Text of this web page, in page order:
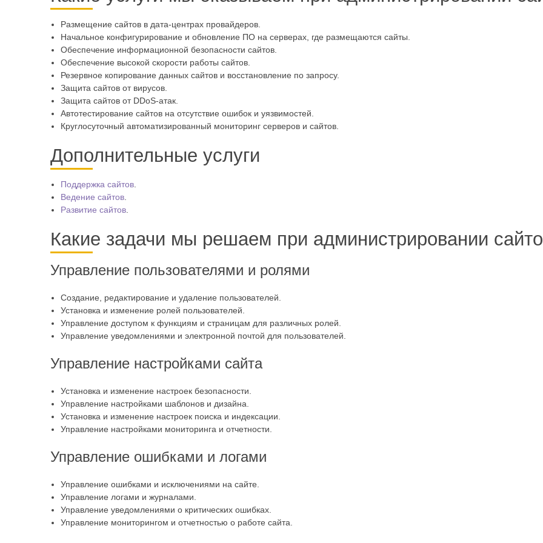
Размещение сайтов в дата-центрах провайдеров.
Начальное конфигурирование и обновление ПО на серверах, где размещаются сайты.
Обеспечение информационной безопасности сайтов.
Обеспечение высокой скорости работы сайтов.
Резервное копирование данных сайтов и восстановление по запросу.
Защита сайтов от вирусов.
Защита сайтов от DDoS-атак.
Автотестирование сайтов на отсутствие ошибок и уязвимостей.
Круглосуточный автоматизированный мониторинг серверов и сайтов.
Дополнительные услуги
Поддержка сайтов
Ведение сайтов
Развитие сайтов
Какие задачи мы решаем при администрировании
Управление пользователями и ролями
Создание, редактирование и удаление пользователей.
Установка и изменение ролей пользователей.
Управление доступом к функциям и страницам для различных ролей.
Управление уведомлениями и электронной почтой для пользователей.
Управление настройками сайта
Установка и изменение настроек безопасности.
Управление настройками шаблонов и дизайна.
Установка и изменение настроек поиска и индексации.
Управление настройками мониторинга и отчетности.
Управление ошибками и логами
Управление ошибками и исключениями на сайте.
Управление логами и журналами.
Управление уведомлениями о критических ошибках.
Управление мониторингом и отчетностью о работе сайта.